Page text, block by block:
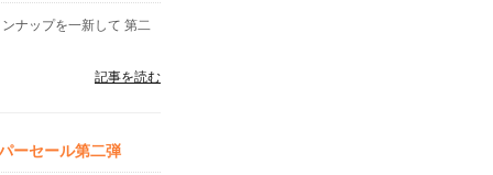
ナップを一新して 第二
記事を読む
ーセール第二弾